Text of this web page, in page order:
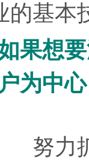
的基本
果想
户为中
努力抓